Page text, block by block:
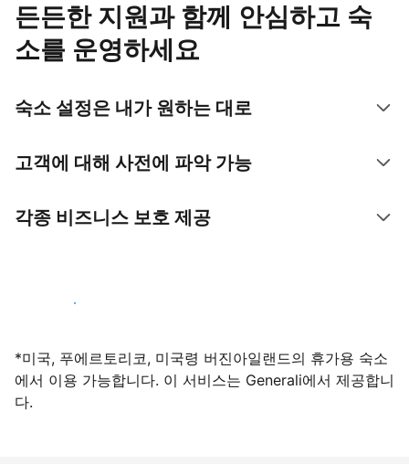
든든한 지원과 함께 안심하고 숙
소를 운영하세요
숙소 설정은 내가 원하는 대로
고객에 대해 사전에 파악 가능
각종 비즈니스 보호 제공
지금 등록하기
*미국, 푸에르토리코, 미국령 버진아일랜드의 휴가용 숙소
에서 이용 가능합니다. 이 서비스는 Generali에서 제공합니
다.